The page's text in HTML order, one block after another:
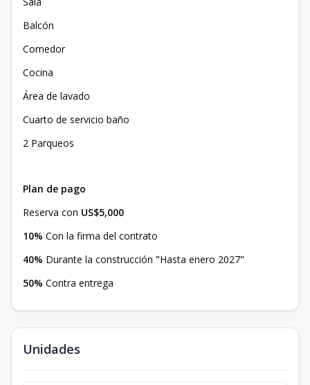
Balcón
Comedor
Cocina
Área de lavado
Cuarto de servicio baño
2 Parqueos
Plan de pago
Reserva con US$5,000
10% Con la firma del contrato
40% Durante la construcción "Hasta enero 2027"
50% Contra entrega
Unidades